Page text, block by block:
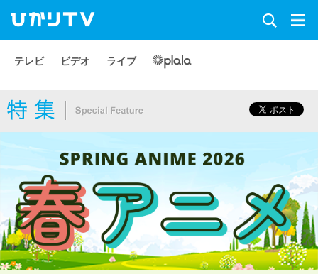
テレビ ビデオ ライブ